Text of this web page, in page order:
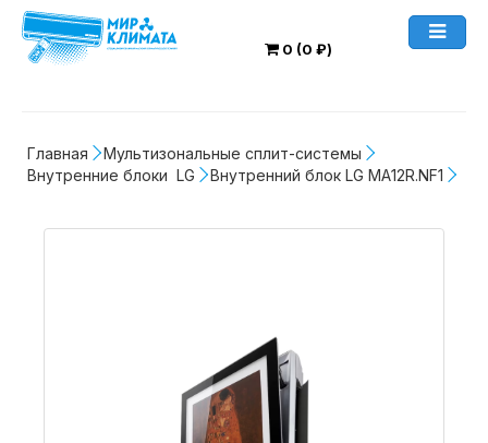
0 (0 ₽)
Главная
Мультизональные сплит-системы
Внутренние блоки  LG
Внутренний блок LG MA12R.NF1